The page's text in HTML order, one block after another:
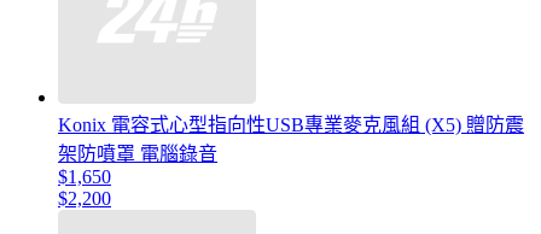
Konix 電容式心型指向性USB專業麥克風組 (X5) 贈防震
架防噴罩 電腦錄音
$1,650
$2,200